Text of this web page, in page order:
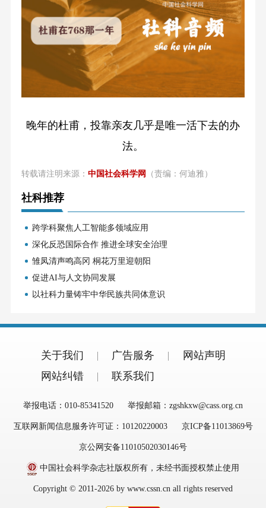
晚年的杜甫，投靠亲友几乎是唯一活下去的办
法。
转载请注明来源： 中国社会科学网 （责编：何迪雅）
社科推荐
跨学科聚焦人工智能多领域应用
深化反恐国际合作 推进全球安全治理
雏凤清声鸣高冈 桐花万里迎朝阳
促进AI与人文协同发展
以社科力量铸牢中华民族共同体意识
关于我们 广告服务
网站声明
网站纠错
联系我们
举报电话：010-85341520 举报邮箱：zgshkxw@cass.org.cn
互联网新闻信息服务许可证：10120220003 京ICP备11013869号
京公网安备11010502030146号
中国社会科学杂志社版权所有，未经书面授权禁止使用
Copyright © 2011-2026 by www.cssn.cn all rights reserved